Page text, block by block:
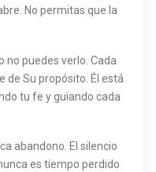
No permitas que la
no puedes verlo. Cada
de Su propósito. Él está
tu fe y guiando cada
abandono. El silencio
es tiempo perdido